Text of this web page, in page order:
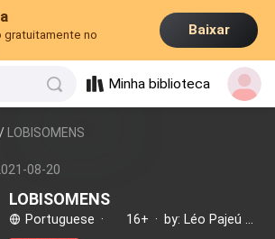
gratuitamente no
Baixar
Minha biblioteca
/ LOBISOMENS
08-20
LOBISOMENS
Portuguese · 16+ ·